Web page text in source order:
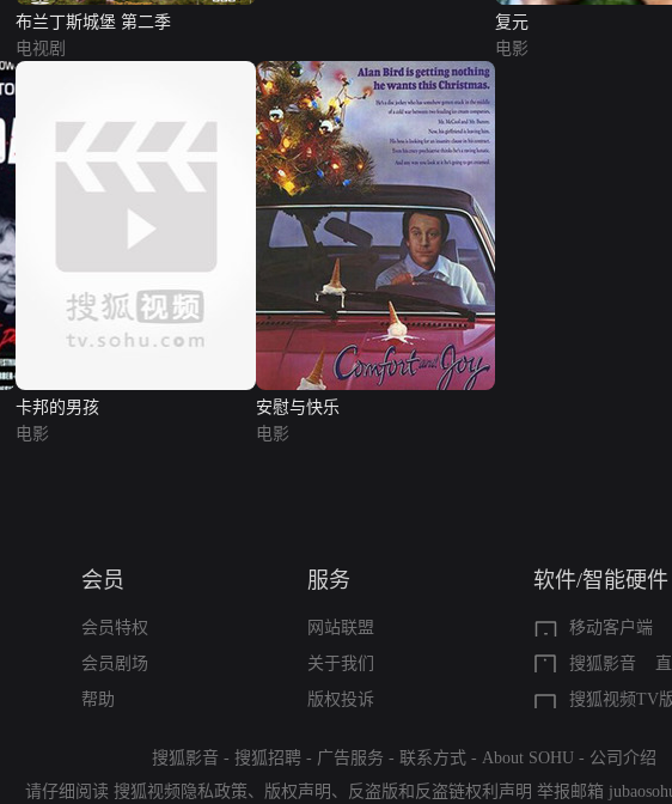
布兰丁斯城堡 第二季
电视剧
复元
电影
卡邦的男孩
电影
安慰与快乐
电影
会员
会员特权
会员剧场
帮助
服务
网站联盟
关于我们
版权投诉
软件/智能硬件
移动客户端
搜狐影音
搜狐视频TV
搜狐影音 - 搜狐招聘 - 广告服务 - 联系方式 - About SOHU - 公司介绍
请仔细阅读 搜狐视频隐私政策、 版权声明 、 反盗版和反盗链权利声明 举报邮箱